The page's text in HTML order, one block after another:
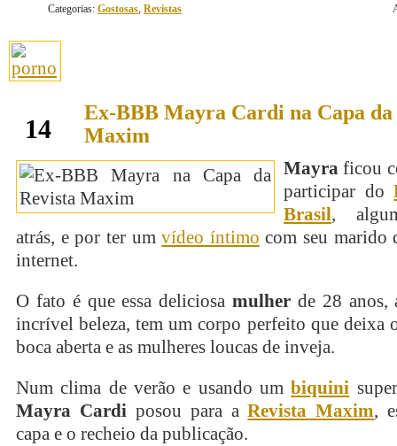
Categorias: Gostosas, Revistas
14
Ex-BBB Mayra Cardi na Capa da
Maxim
Mayra ficou
participar do
Brasil,
atrás, e por ter umvídeo íntimo com seu marido
internet.
O fato é que essa deliciosa mulher de 28 anos,
incrível beleza, tem um corpo perfeito que deixa
boca aberta e as mulheres loucas de inveja.
Num clima de verão e usando umbiquini
Mayra Cardiposou para aRevista Maxim,
capa e o recheio da publicação.